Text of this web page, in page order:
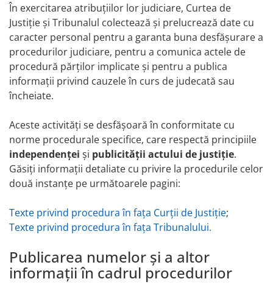
În exercitarea atribuțiilor lor judiciare, Curtea de
Justiție și Tribunalul colectează și prelucrează date cu
caracter personal pentru a garanta buna desfășurare a
procedurilor judiciare, pentru a comunica actele de
procedură părților implicate și pentru a publica
informații privind cauzele în curs de judecată sau
încheiate.
Aceste activități se desfășoară în conformitate cu
norme procedurale specifice, care respectă principiile
independenței și publicității actului de justiție.
Găsiți informații detaliate cu privire la procedurile celor
două instanțe pe următoarele pagini:
Texte privind procedura în fața Curții de Justiție;
Texte privind procedura în fața Tribunalului.
Publicarea numelor și a altor
informații în cadrul procedurilor